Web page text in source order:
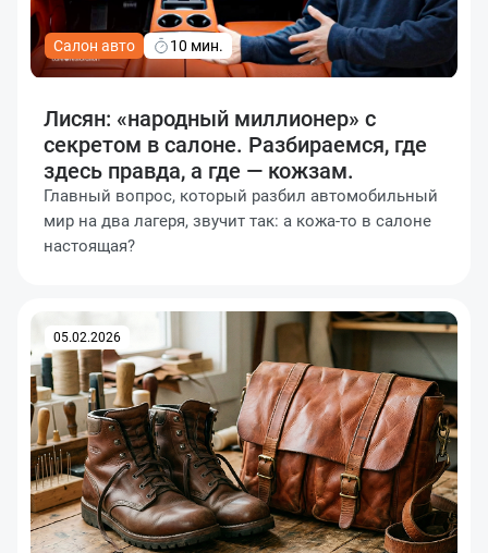
Салон авто 10 мин.
Лисян: «народный миллионер» с
секретом в салоне. Разбираемся, где
здесь правда, а где — кожзам.
Главный вопрос, который разбил автомобильный
мир на два лагеря, звучит так: а кожа-то в салоне
настоящая?
05.02.2026